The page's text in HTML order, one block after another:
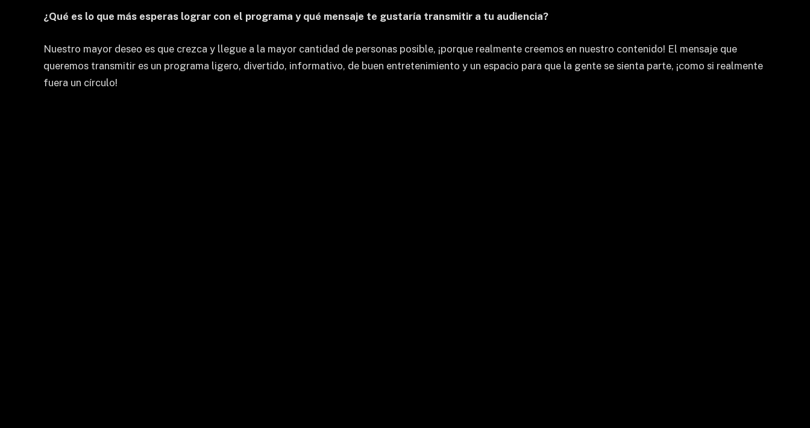
¿Qué es lo que más esperas lograr con el programa y qué mensaje te gustaría transmitir a tu audiencia?
Nuestro mayor deseo es que crezca y llegue a la mayor cantidad de personas posible, ¡porque realmente creemos en nuestro contenido! El mensaje que
queremos transmitir es un programa ligero, divertido, informativo, de buen entretenimiento y un espacio para que la gente se sienta parte, ¡como si realmente
fuera un círculo!